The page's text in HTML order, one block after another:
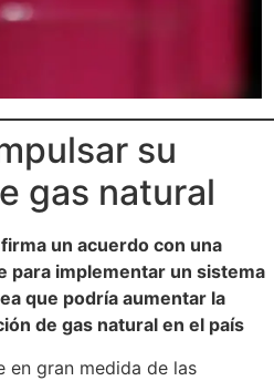
su
gas natural
un acuerdo con una
para implementar un sistema
que podría aumentar la
de gas natural en el país
en gran medida de las